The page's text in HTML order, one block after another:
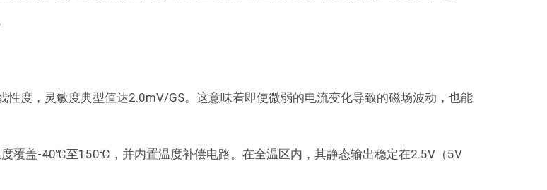
性度，灵敏度典型值达2.0mV/GS。这意味着即使微弱的电流变化导致的磁场波动，也能
覆盖-40℃至150℃，并内置温度补偿电路。在全温区内，其静态输出稳定在2.5V（5V